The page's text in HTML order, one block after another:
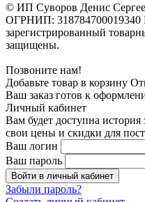
© ИП Суворов Денис
ОГРНИП:
зарегистрированный
защищены.
Позвоните нам!
Добавьте товар в корзину
Ваш заказ готов к
Личный кабинет
Вам будет доступна
свои цены и скидки для
Ваш логин
Ваш пароль
Войти в личный кабинет
Забыли пароль?